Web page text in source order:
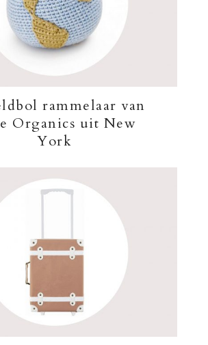
rammelaar van
Organics uit New
York